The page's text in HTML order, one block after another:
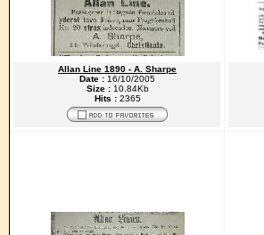
Allan Line 1890 - A. Sharpe
Date : 16/10/2005
Size : 10.84Kb
Hits : 2365